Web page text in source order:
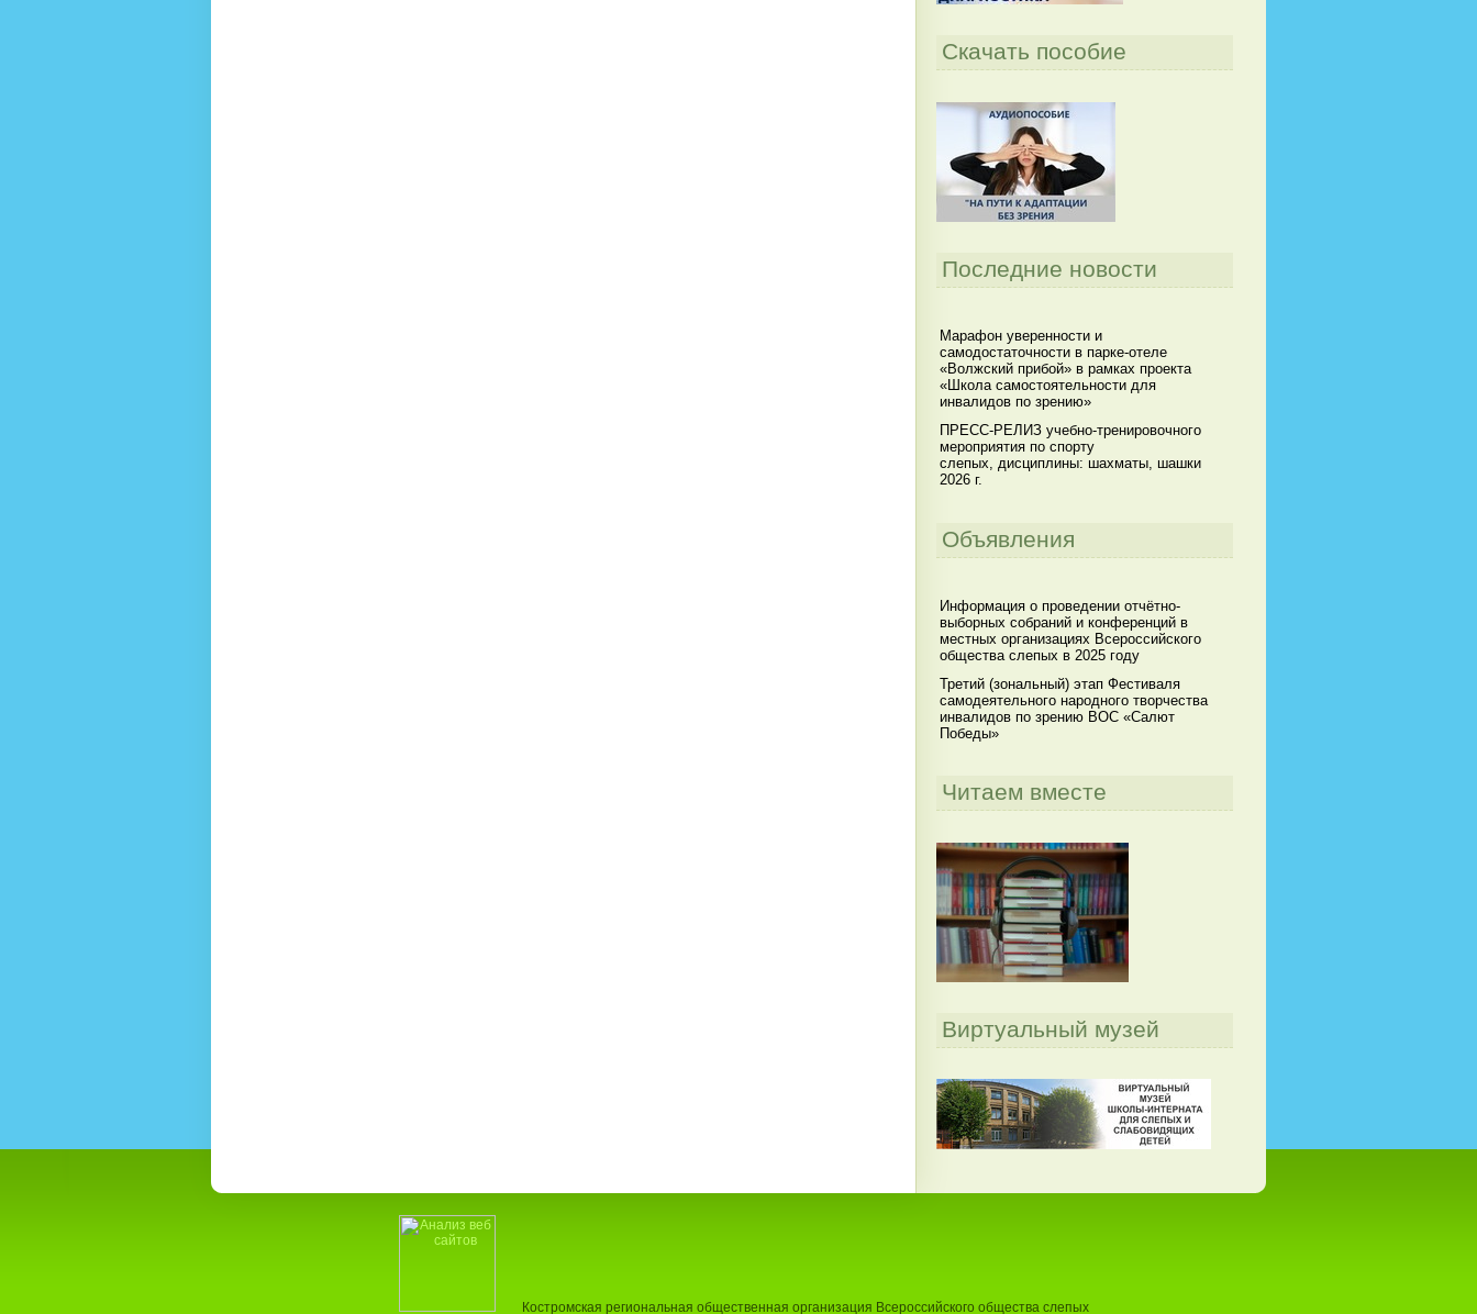
Скачать пособие
Последние новости
Марафон уверенности и
самодостаточности в парке-отеле
«Волжский прибой» в рамках проекта
«Школа самостоятельности для
инвалидов по зрению»
ПРЕСС-РЕЛИЗ учебно-тренировочного
мероприятия по спорту
слепых, дисциплины: шахматы, шашки
2026 г.
Объявления
Информация о проведении отчётно-
выборных собраний и конференций в
местных организациях Всероссийского
общества слепых в 2025 году
Третий (зональный) этап Фестиваля
самодеятельного народного творчества
инвалидов по зрению ВОС «Салют
Победы»
Читаем вместе
Виртуальный музей
Костромская региональная общественная организация Всероссийского общества слепых